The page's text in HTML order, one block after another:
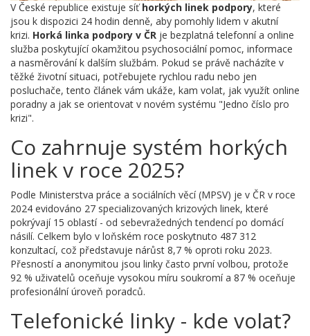
V České republice existuje síťhorkých linek podpory, které
jsou k dispozici 24 hodin denně, aby pomohly lidem v akutní
krizi. Horká linka podpory v ČR je bezplatná telefonní a online
služba poskytující okamžitou psychosociální pomoc, informace
a nasměrování k dalším službám. Pokud se právě nacházíte v
těžké životní situaci, potřebujete rychlou radu nebo jen
posluchače, tento článek vám ukáže, kam volat, jak využít online
poradny a jak se orientovat v novém systému "Jedno číslo pro
krizi".
Co zahrnuje systém horkých
linek v roce 2025?
Podle Ministerstva práce a sociálních věcí (MPSV) je v ČR v roce
2024 evidováno 27 specializovaných krizových linek, které
pokrývají 15 oblastí - od sebevražedných tendencí po domácí
násilí. Celkem bylo v loňském roce poskytnuto 487 312
konzultací, což představuje nárůst 8,7 % oproti roku 2023.
Přesností a anonymitou jsou linky často první volbou, protože
92 % uživatelů oceňuje vysokou míru soukromí a 87 % oceňuje
profesionální úroveň poradců.
Telefonické linky - kde volat?